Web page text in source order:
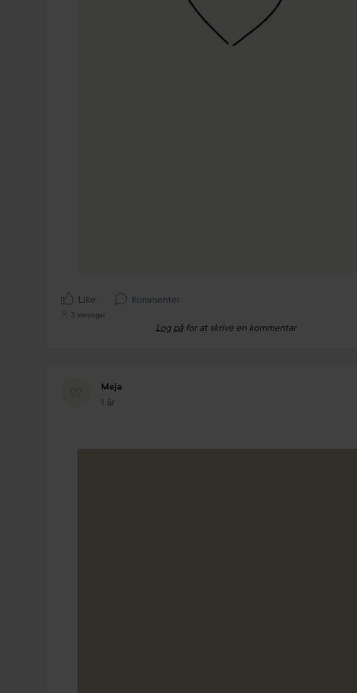
Like Kommenter
3 visninger
Log på for at skrive en kommentar
Meja
1 år
Posten blev oprettet 1 år